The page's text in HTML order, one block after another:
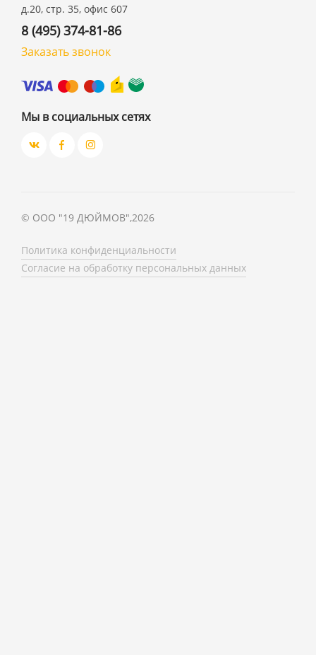
д.20, стр. 35, офис 607
8 (495) 374-81-86
Заказать звонок
Мы в социальных сетях
© ООО "19 ДЮЙМОВ",2026
Политика конфиденциальности
Согласие на обработку персональных данных